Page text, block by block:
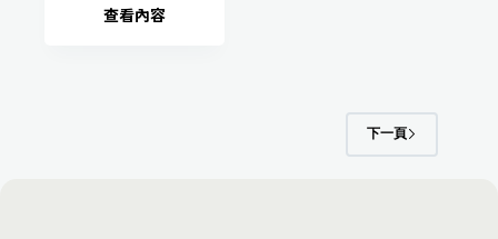
查看內容
下一頁